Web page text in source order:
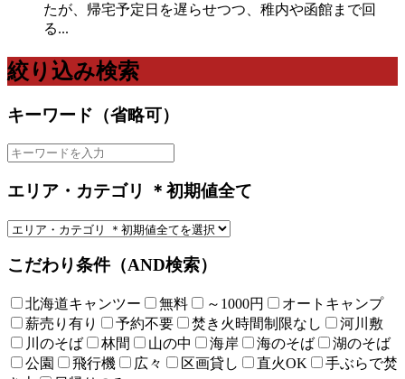
たが、帰宅予定日を遅らせつつ、稚内や函館まで回
る...
絞り込み検索
キーワード（省略可）
エリア・カテゴリ ＊初期値全て
こだわり条件（AND検索）
北海道キャンツー 無料 ～1000円
オートキャンプ
薪売り有り
予約不要 焚き火時間制限なし
河川敷
川のそば
林間 山の中 海岸 海のそば
湖のそば
公園
飛行機 広々 区画貸し 直火OK
手ぶらで焚